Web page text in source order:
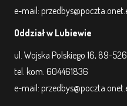
e-mail:
Oddział w Lubiewie
ul. Wojska Polskiego 16, 89-
tel. kom. 604461836
e-mail: